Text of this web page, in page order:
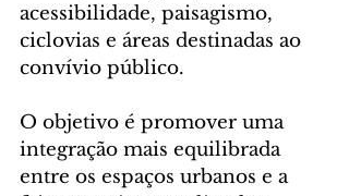
acessibilidade, paisagismo,
ciclovias e áreas destinadas ao
convívio público.
O objetivo é promover uma
integração mais equilibrada
entre os espaços urbanos e a